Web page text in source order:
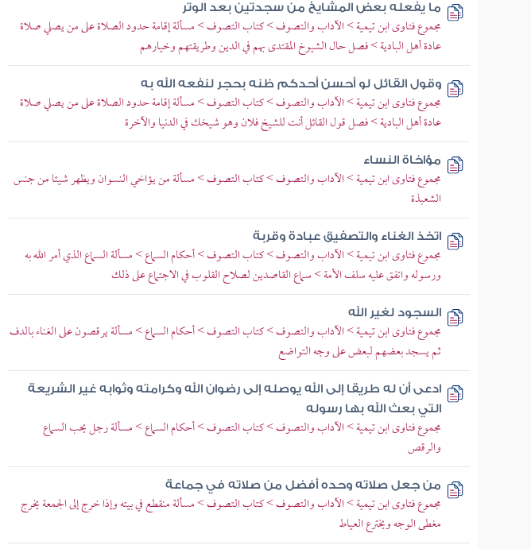
ما يفعله بعض المشايخ من سجدتين بعد الوتر
مجموع فتاوى ابن تيمية > الآداب والتصوف > كتاب التصوف > مسألة إقامة حدود الصلاة على من يصلي صلاة
عادة أهل البادية > فصل حال الشيوخ المقتدى بهم في الدين وطريقتهم وخيارهم
وقول القائل لو أحسن أحدكم ظنه بحجر لنفعه الله به
مجموع فتاوى ابن تيمية > الآداب والتصوف > كتاب التصوف > مسألة إقامة حدود الصلاة على من يصلي صلاة
عادة أهل البادية > فصل قول القائل أنت للشيخ فلان وهو شيخك في الدنيا والآخرة
مؤاخاة النساء
مجموع فتاوى ابن تيمية > الآداب والتصوف > كتاب التصوف > مسألة من يؤاخي النسوان ويظهر شيئا من جنس
الشعبذة
اتخذ الغناء والتصفيق عبادة وقربة
مجموع فتاوى ابن تيمية > الآداب والتصوف > كتاب التصوف > أحكام السماع > مسألة السماع الذي أمر الله به
ورسوله واتفق عليه سلف الأمة > سماع القاصدين لصلاح القلوب في الاجتماع على ذلك
السجود لغير الله
مجموع فتاوى ابن تيمية > الآداب والتصوف > كتاب التصوف > أحكام السماع > مسألة يرقصون على الغناء بالدف
ثم يسجد بعضهم لبعض على وجه التواضع
ادعى أن له طريقا إلى الله يوصله إلى رضوان الله وكرامته وثوابه غير الشريعة
التي بعث الله بها رسوله
مجموع فتاوى ابن تيمية > الآداب والتصوف > كتاب التصوف > أحكام السماع > مسألة رجل يحب السماع
والرقص
من جعل صلاته وحده أفضل من صلاته في جماعة
مجموع فتاوى ابن تيمية > الآداب والتصوف > كتاب التصوف > مسألة منقطع في بيته وإذا خرج إلى الجمعة يخرج
مغطى الوجه ويخترع العياط